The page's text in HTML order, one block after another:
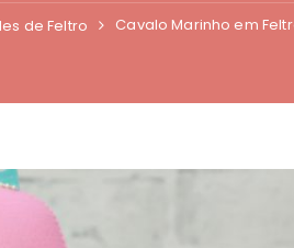
de Feltro Cavalo Marinho em